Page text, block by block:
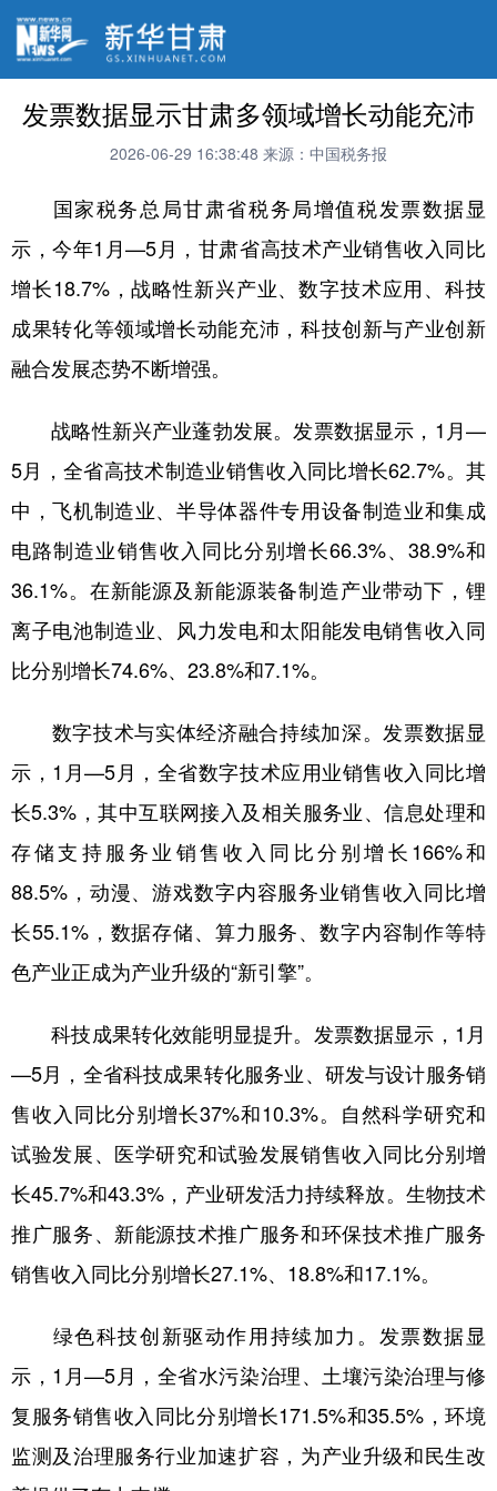
发票数据显示甘肃多领域增长动能充沛
2026-06-29 16:38:48 来源：中国税务报
国家税务总局甘肃省税务局增值税发票数据显
示，今年1月—5月，甘肃省高技术产业销售收入同比
增长18.7%，战略性新兴产业、数字技术应用、科技
成果转化等领域增长动能充沛，科技创新与产业创新
融合发展态势不断增强。
战略性新兴产业蓬勃发展。发票数据显示，1月—
5月，全省高技术制造业销售收入同比增长62.7%。其
中，飞机制造业、半导体器件专用设备制造业和集成
电路制造业销售收入同比分别增长66.3%、38.9%和
36.1%。在新能源及新能源装备制造产业带动下，锂
离子电池制造业、风力发电和太阳能发电销售收入同
比分别增长74.6%、23.8%和7.1%。
数字技术与实体经济融合持续加深。发票数据显
示，1月—5月，全省数字技术应用业销售收入同比增
长5.3%，其中互联网接入及相关服务业、信息处理和
存储支持服务业销售收入同比分别增长166%和
88.5%，动漫、游戏数字内容服务业销售收入同比增
长55.1%，数据存储、算力服务、数字内容制作等特
色产业正成为产业升级的“新引擎”。
科技成果转化效能明显提升。发票数据显示，1月
—5月，全省科技成果转化服务业、研发与设计服务销
售收入同比分别增长37%和10.3%。自然科学研究和
试验发展、医学研究和试验发展销售收入同比分别增
长45.7%和43.3%，产业研发活力持续释放。生物技术
推广服务、新能源技术推广服务和环保技术推广服务
销售收入同比分别增长27.1%、18.8%和17.1%。
绿色科技创新驱动作用持续加力。发票数据显
示，1月—5月，全省水污染治理、土壤污染治理与修
复服务销售收入同比分别增长171.5%和35.5%，环境
监测及治理服务行业加速扩容，为产业升级和民生改